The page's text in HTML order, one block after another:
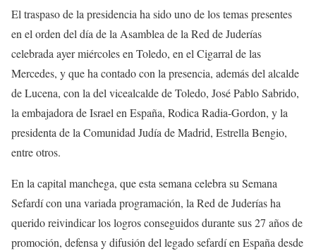
El traspaso de la presidencia ha sido uno de los temas presentes
en el orden del día de la Asamblea de la Red de Juderías
celebrada ayer miércoles en Toledo, en el Cigarral de las
Mercedes, y que ha contado con la presencia, además del alcalde
de Lucena, con la del vicealcalde de Toledo, José Pablo Sabrido,
la embajadora de Israel en España, Rodica Radia-Gordon, y la
presidenta de la Comunidad Judía de Madrid, Estrella Bengio,
entre otros.
En la capital manchega, que esta semana celebra su Semana
Sefardí con una variada programación, la Red de Juderías ha
querido reivindicar los logros conseguidos durante sus 27 años de
promoción, defensa y difusión del legado sefardí en España desde